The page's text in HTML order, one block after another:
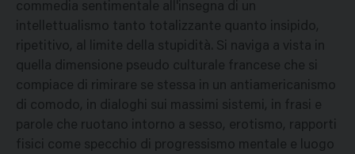
commedia sentimentale all'insegna di un
intellettualismo tanto totalizzante quanto insipido,
ripetitivo, al limite della stupidità. Si naviga a vista in
quella dimensione pseudo culturale francese che si
compiace di rimirare se stessa in un antiamericanismo
di comodo, in dialoghi sui massimi sistemi, in frasi e
parole che ruotano intorno a sesso, erotismo, rapporti
fisici come specchio di progressismo mentale e luogo